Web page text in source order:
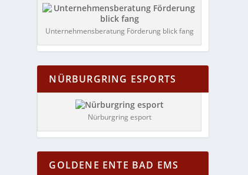
Unternehmensberatung Förderung blick fang
NÜRBURGRING ESPORTS
Nürburgring esport
GOLDENE ENTE BAD EMS